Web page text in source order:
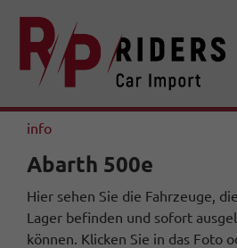
info
Abarth 500e
Hier sehen Sie die Fahrzeuge,
Lager befinden und sofort
können. Klicken Sie in das Foto